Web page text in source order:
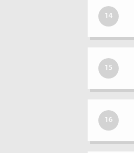
14
15
16